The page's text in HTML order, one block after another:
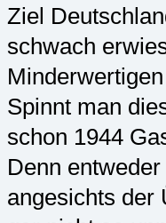
Ziel
schwach
Spinnt man
schon 1944
Denn
angesichts der